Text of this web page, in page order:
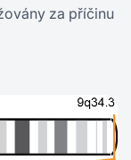
za příčinu